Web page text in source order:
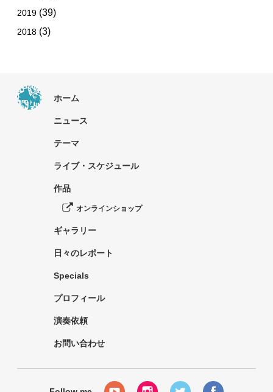
2019 (39)
2018 (3)
ホーム
ニュース
テーマ
ライブ・スケジュール
作品
オンラインショップ
ギャラリー
日々のレポート
Specials
プロフィール
演奏依頼
お問い合わせ